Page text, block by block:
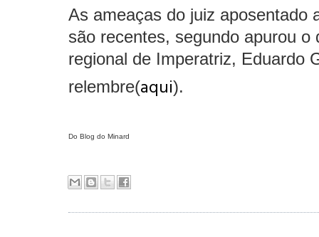
As ameaças do juiz aposentado
são recentes, segundo apurou o
regional de Imperatriz, Eduardo
relembre(aqui).
Do Blog do Minard